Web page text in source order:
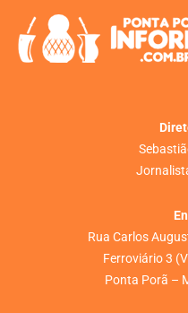
Rua Carlos
Ferroviário 3
Ponta Porã –